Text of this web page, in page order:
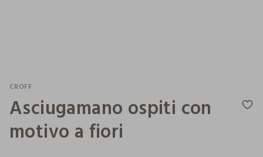
CROFF
Asciugamano ospiti con
motivo a fiori